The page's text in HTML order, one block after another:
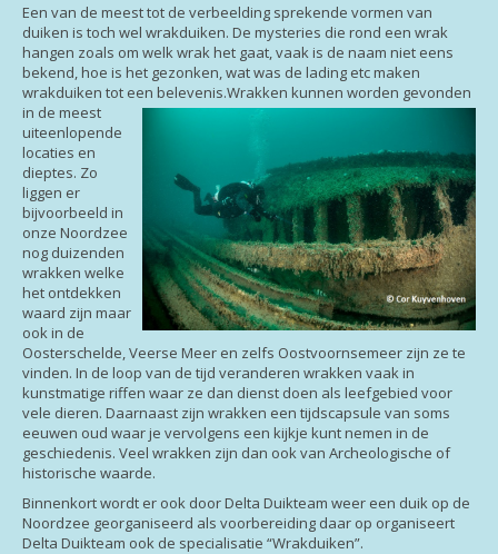
Een van de meest tot de verbeelding sprekende vormen van
duiken is toch wel wrakduiken. De mysteries die rond een wrak
hangen zoals om welk wrak het gaat, vaak is de naam niet eens
bekend, hoe is het gezonken, wat was de lading etc maken
wrakduiken tot een belevenis.Wrakken kunnen worden gevonden
in de meest
uiteenlopende
locaties en
dieptes. Zo
liggen er
bijvoorbeeld in
onze Noordzee
nog duizenden
wrakken welke
het ontdekken
waard zijn maar
ook in de
Oosterschelde, Veerse Meer en zelfs Oostvoornsemeer zijn ze te
vinden. In de loop van de tijd veranderen wrakken vaak in
kunstmatige riffen waar ze dan dienst doen als leefgebied voor
vele dieren. Daarnaast zijn wrakken een tijdscapsule van soms
eeuwen oud waar je vervolgens een kijkje kunt nemen in de
geschiedenis. Veel wrakken zijn dan ook van Archeologische of
historische waarde.
Binnenkort wordt er ook door Delta Duikteam weer een duik op de
Noordzee georganiseerd als voorbereiding daar op organiseert
Delta Duikteam ook de specialisatie “Wrakduiken”.